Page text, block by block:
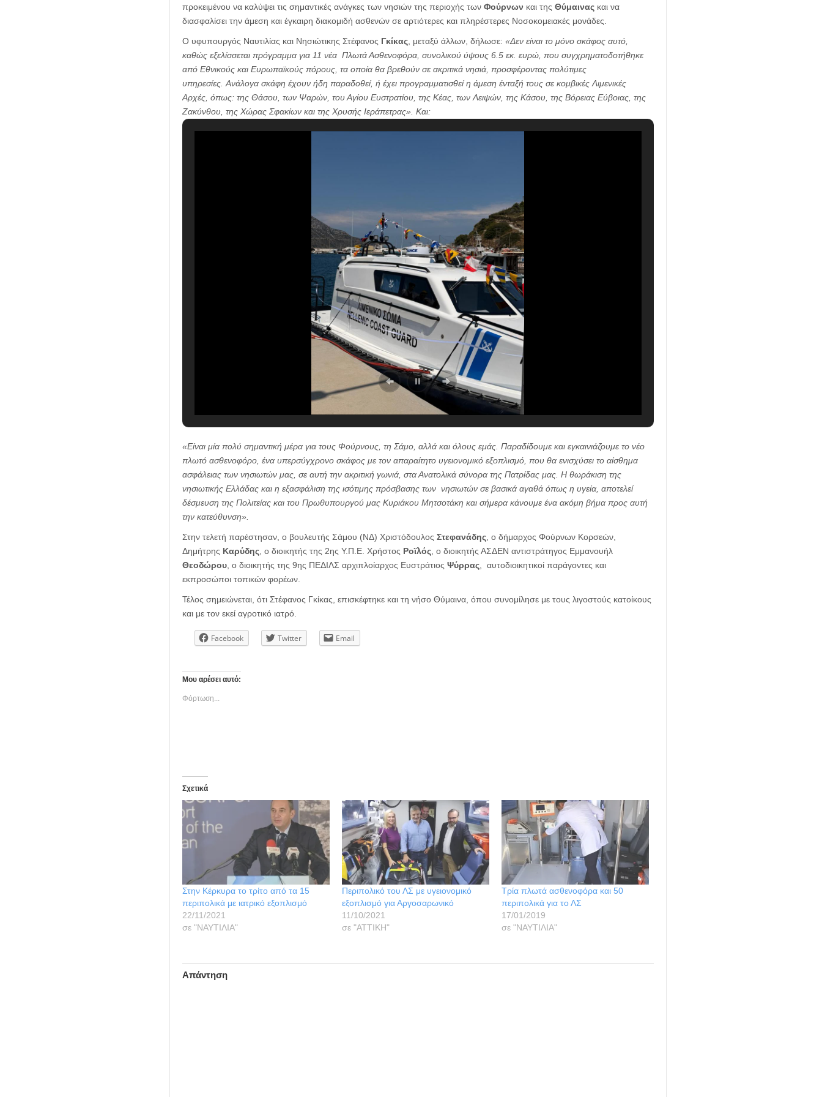
προκειμένου να καλύψει τις σημαντικές ανάγκες των νησιών της περιοχής των Φούρνων και της Θύμαιναςκαι να
διασφαλίσει την άμεση και έγκαιρη διακομιδή ασθενών σε αρτιότερες και πληρέστερες Νοσοκομειακές μονάδες.
Ο υφυπουργός Ναυτιλίας και Νησιώτικης Στέφανος Γκίκας, μεταξύ άλλων, δήλωσε: «Δεν είναι το μόνο σκάφος αυτό,
καθώς εξελίσσεται πρόγραμμα για 11 νέα Πλωτά Ασθενοφόρα, συνολικού ύψους 6.5 εκ. ευρώ, που συγχρηματοδοτήθηκε
από Εθνικούς και Ευρωπαϊκούς πόρους, τα οποία θα βρεθούν σε ακριτικά νησιά, προσφέροντας πολύτιμες
υπηρεσίες. Ανάλογα σκάφη έχουν ήδη παραδοθεί, ή έχει προγραμματισθεί η άμεση ένταξή τους σε κομβικές Λιμενικές
Αρχές, όπως: της Θάσου, των Ψαρών, του Αγίου Ευστρατίου, της Κέας, των Λειψών, της Κάσου, της Βόρειας Εύβοιας, της
Ζακύνθου, της Χώρας Σφακίων και της Χρυσής Ιεράπετρας». Και:
«Είναι μία πολύ σημαντική μέρα για τους Φούρνους, τη Σάμο, αλλά και όλους εμάς. Παραδίδουμε και εγκαινιάζουμε το νέο
πλωτό ασθενοφόρο, ένα υπερσύγχρονο σκάφος με τον απαραίτητο υγειονομικό εξοπλισμό, που θα ενισχύσει το αίσθημα
ασφάλειας των νησιωτών μας, σε αυτή την ακριτική γωνιά, στα Ανατολικά σύνορα της Πατρίδας μας. Η θωράκιση της
νησιωτικής Ελλάδας και η εξασφάλιση της ισότιμης πρόσβασης των νησιωτών σε βασικά αγαθά όπως η υγεία, αποτελεί
δέσμευση της Πολιτείας και του Πρωθυπουργού μας Κυριάκου Μητσοτάκη και σήμερα κάνουμε ένα ακόμη βήμα προς αυτή
την κατεύθυνση».
Στην τελετή παρέστησαν, ο βουλευτής Σάμου (ΝΔ) Χριστόδουλος Στεφανάδης, ο δήμαρχος Φούρνων Κορσεών,
Δημήτρης Καρύδης, ο διοικητής της 2ης Υ.Π.Ε. Χρήστος Ροϊλός, ο διοικητής ΑΣΔΕΝ αντιστράτηγος Εμμανουήλ
Θεοδώρου, ο διοικητής της 9ης ΠΕΔΙΛΣ αρχιπλοίαρχος Ευστράτιος Ψύρρας, αυτοδιοικητικοί παράγοντες και
εκπροσώποι τοπικών φορέων.
Τέλος σημειώνεται, ότι Στέφανος Γκίκας, επισκέφτηκε και τη νήσο Θύμαινα, όπου συνομίλησε με τους λιγοστούς κατοίκους
και με τον εκεί αγροτικό ιατρό.
Facebook Twitter Email
Μου αρέσει αυτό:
Φόρτωση...
Σχετικά
Στην Κέρκυρα το τρίτο από τα 15
περιπολικά με ιατρικό εξοπλισμό
22/11/2021
σε "ΝΑΥΤΙΛΙΑ"
Περιπολικό του ΛΣ με υγειονομικό
εξοπλισμό για Αργοσαρωνικό
11/10/2021
σε "ΑΤΤΙΚΗ"
Τρία πλωτά ασθενοφόρα και 50
περιπολικά για το ΛΣ
17/01/2019
σε "ΝΑΥΤΙΛΙΑ"
Απάντηση